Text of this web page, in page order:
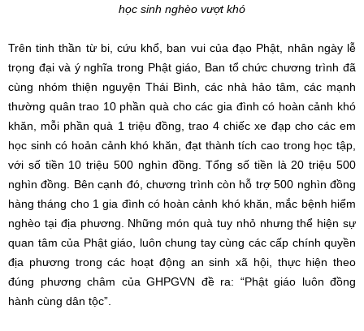
học sinh nghèo vượt khó
Trên tinh thần từ bi, cứu khổ, ban vui của đạo Phật, nhân ngày lễ
trọng đại và ý nghĩa trong Phật giáo, Ban tổ chức chương trình đã
cùng nhóm thiện nguyện Thái Bình, các nhà hảo tâm, các mạnh
thường quân trao 10 phần quà cho các gia đình có hoàn cảnh khó
khăn, mỗi phần quà 1 triệu đồng, trao 4 chiếc xe đạp cho các em
học sinh có hoản cảnh khó khăn, đạt thành tích cao trong học tập,
với số tiền 10 triệu 500 nghìn đồng. Tổng số tiền là 20 triệu 500
nghìn đồng. Bên cạnh đó, chương trình còn hỗ trợ 500 nghìn đồng
hàng tháng cho 1 gia đình có hoàn cảnh khó khăn, mắc bệnh hiểm
nghèo tại địa phương. Những món quà tuy nhỏ nhưng thể hiện sự
quan tâm của Phật giáo, luôn chung tay cùng các cấp chính quyền
địa phương trong các hoạt động an sinh xã hội, thực hiện theo
đúng phương châm của GHPGVN đề ra: “Phật giáo luôn đồng
hành cùng dân tộc”.